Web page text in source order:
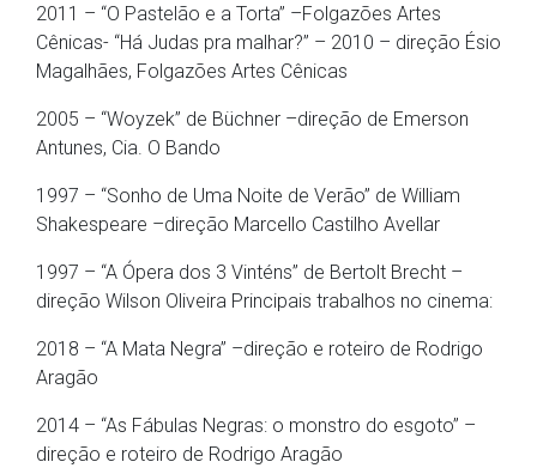
2011 – “O Pastelão e a Torta” –Folgazões Artes
Cênicas- “Há Judas pra malhar?” – 2010 – direção Ésio
Magalhães, Folgazões Artes Cênicas
2005 – “Woyzek” de Büchner –direção de Emerson
Antunes, Cia. O Bando
1997 – “Sonho de Uma Noite de Verão” de William
Shakespeare –direção Marcello Castilho Avellar
1997 – “A Ópera dos 3 Vinténs” de Bertolt Brecht –
direção Wilson Oliveira Principais trabalhos no cinema:
2018 – “A Mata Negra” –direção e roteiro de Rodrigo
Aragão
2014 – “As Fábulas Negras: o monstro do esgoto” –
direção e roteiro de Rodrigo Aragão